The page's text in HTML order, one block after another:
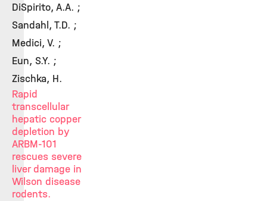
DiSpirito, A.A. ;
Sandahl, T.D. ;
Medici, V. ;
Eun, S.Y. ;
Zischka, H.
Rapid
transcellular
hepatic copper
depletion by
ARBM-101
rescues severe
liver damage in
Wilson disease
rodents.